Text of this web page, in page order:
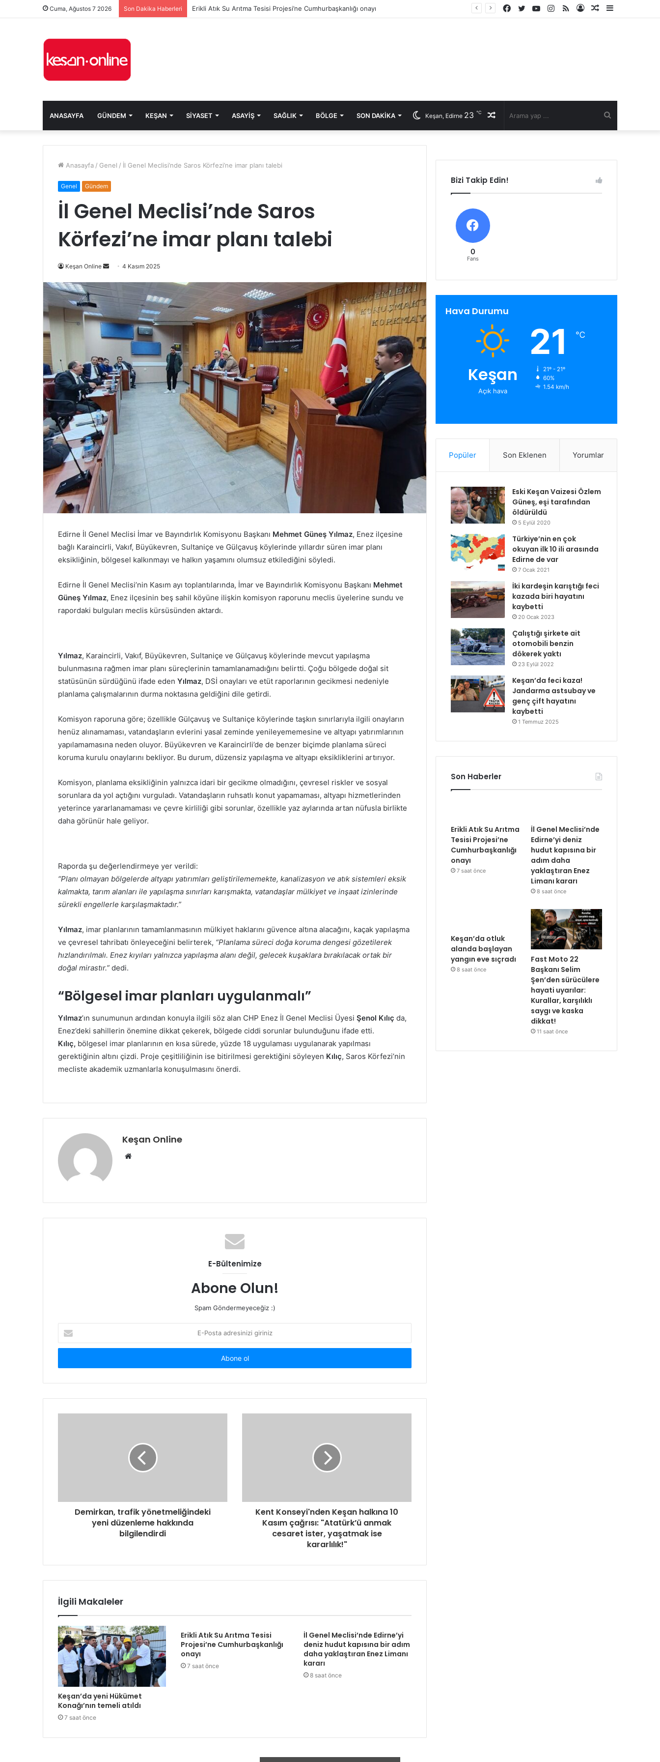
Cuma, Ağustos 7 2026 Son Dakika Haberleri Erikli Atık Su Arıtma Tesisi Projesi’ne Cumhurbaşkanlığı onayı
Kenar
Rastgele
Kayıt
RSS
Instagram
YouTube
Twitter
Facebook
ANASAYFA GÜNDEM KEŞAN SIYASET ASAYIŞ SAĞLIK BÖLGE SON DAKIKA Rastgele
Keşan, Edirne 23 ℃
Anasayfa / Genel / İl Genel Meclisi’nde Saros Körfezi’ne imar planı talebi
Genel Gündem
İl Genel Meclisi’nde Saros
Körfezi’ne imar planı talebi
Keşan Online
Bir
posta
göndermek
4 Kasım 2025
Edirne İl Genel Meclisi İmar ve Bayındırlık Komisyonu Başkanı Mehmet Güneş Yılmaz, Enez ilçesine
bağlı Karaincirli, Vakıf, Büyükevren, Sultaniçe ve Gülçavuş köylerinde yıllardır süren imar planı
eksikliğinin, bölgesel kalkınmayı ve halkın yaşamını olumsuz etkilediğini söyledi.
Edirne İl Genel Meclisi’nin Kasım ayı toplantılarında, İmar ve Bayındırlık Komisyonu Başkanı Mehmet
Güneş Yılmaz, Enez ilçesinin beş sahil köyüne ilişkin komisyon raporunu meclis üyelerine sundu ve
rapordaki bulguları meclis kürsüsünden aktardı.
Yılmaz, Karaincirli, Vakıf, Büyükevren, Sultaniçe ve Gülçavuş köylerinde mevcut yapılaşma
bulunmasına rağmen imar planı süreçlerinin tamamlanamadığını belirtti. Çoğu bölgede doğal sit
statüsünün sürdüğünü ifade eden Yılmaz, DSİ onayları ve etüt raporlarının gecikmesi nedeniyle
planlama çalışmalarının durma noktasına geldiğini dile getirdi.
Komisyon raporuna göre; özellikle Gülçavuş ve Sultaniçe köylerinde taşkın sınırlarıyla ilgili onayların
henüz alınamaması, vatandaşların evlerini yasal zeminde yenileyememesine ve altyapı yatırımlarının
yapılamamasına neden oluyor. Büyükevren ve Karaincirli’de de benzer biçimde planlama süreci
koruma kurulu onaylarını bekliyor. Bu durum, düzensiz yapılaşma ve altyapı eksikliklerini artırıyor.
Komisyon, planlama eksikliğinin yalnızca idari bir gecikme olmadığını, çevresel riskler ve sosyal
sorunlara da yol açtığını vurguladı. Vatandaşların ruhsatlı konut yapamaması, altyapı hizmetlerinden
yeterince yararlanamaması ve çevre kirliliği gibi sorunlar, özellikle yaz aylarında artan nüfusla birlikte
daha görünür hale geliyor.
Raporda şu değerlendirmeye yer verildi:
“Planı olmayan bölgelerde altyapı yatırımları geliştirilememekte, kanalizasyon ve atık sistemleri eksik
kalmakta, tarım alanları ile yapılaşma sınırları karışmakta, vatandaşlar mülkiyet ve inşaat izinlerinde
sürekli engellerle karşılaşmaktadır.”
Yılmaz, imar planlarının tamamlanmasının mülkiyet haklarını güvence altına alacağını, kaçak yapılaşma
ve çevresel tahribatı önleyeceğini belirterek, “Planlama süreci doğa koruma dengesi gözetilerek
hızlandırılmalı. Enez kıyıları yalnızca yapılaşma alanı değil, gelecek kuşaklara bırakılacak ortak bir
doğal mirastır.” dedi.
“Bölgesel imar planları uygulanmalı”
Yılmaz’ın sunumunun ardından konuyla ilgili söz alan CHP Enez İl Genel Meclisi Üyesi Şenol Kılıç da,
Enez’deki sahillerin önemine dikkat çekerek, bölgede ciddi sorunlar bulunduğunu ifade etti.
Kılıç, bölgesel imar planlarının en kısa sürede, yüzde 18 uygulaması uygulanarak yapılması
gerektiğinin altını çizdi. Proje çeşitliliğinin ise bitirilmesi gerektiğini söyleyen Kılıç, Saros Körfezi’nin
mecliste akademik uzmanlarla konuşulmasını önerdi.
Keşan Online
Web
E-Bültenimize
Abone Olun!
Spam Göndermeyeceğiz :)
Posta
adresinizi
Demirkan, trafik yönetmeliğindeki
yeni düzenleme hakkında
bilgilendirdi
Kent Konseyi'nden Keşan halkına 10
Kasım çağrısı: "Atatürk’ü anmak
cesaret ister, yaşatmak ise
kararlılık!"
İlgili Makaleler
Keşan’da yeni Hükümet
Konağı’nın temeli atıldı
7 saat önce
Erikli Atık Su Arıtma Tesisi
Projesi’ne Cumhurbaşkanlığı
onayı
7 saat önce
İl Genel Meclisi’nde Edirne’yi
deniz hudut kapısına bir adım
daha yaklaştıran Enez Limanı
kararı
8 saat önce
Bizi Takip Edin!
0
Fans
Hava Durumu
Keşan
Açık hava
21 ℃
21º - 21º
60%
1.54 km/h
Popüler Son Eklenen Yorumlar
Eski Keşan Vaizesi Özlem
Güneş, eşi tarafından
öldürüldü
5 Eylül 2020
Türkiye’nin en çok
okuyan ilk 10 ili arasında
Edirne de var
7 Ocak 2021
İki kardeşin karıştığı feci
kazada biri hayatını
kaybetti
20 Ocak 2023
Çalıştığı şirkete ait
otomobili benzin
dökerek yaktı
23 Eylül 2022
Keşan’da feci kaza!
Jandarma astsubay ve
genç çift hayatını
kaybetti
1 Temmuz 2025
Son Haberler
Erikli Atık Su Arıtma
Tesisi Projesi’ne
Cumhurbaşkanlığı
onayı
7 saat önce
İl Genel Meclisi’nde
Edirne’yi deniz
hudut kapısına bir
adım daha
yaklaştıran Enez
Limanı kararı
8 saat önce
Keşan’da otluk
alanda başlayan
yangın eve sıçradı
8 saat önce
Fast Moto 22
Başkanı Selim
Şen’den sürücülere
hayati uyarılar:
Kurallar, karşılıklı
saygı ve kaska
dikkat!
11 saat önce